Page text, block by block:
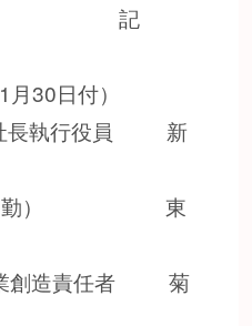
30日付）
社長執行役員 新
非常勤） 東
業創造責任者 菊